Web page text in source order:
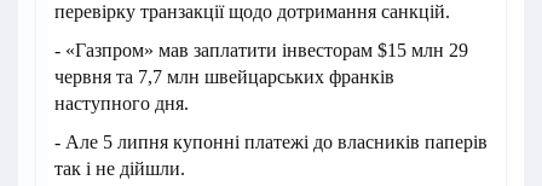
перевірку транзакції щодо дотримання санкцій.
- «Газпром» мав заплатити інвесторам $15 млн 29
червня та 7,7 млн швейцарських франків
наступного дня.
- Але 5 липня купонні платежі до власників паперів
так і не дійшли.